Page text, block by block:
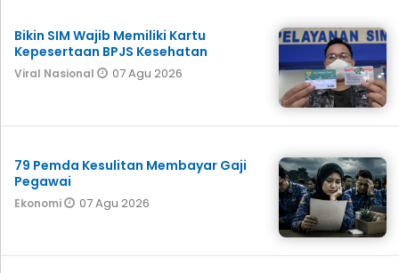
Bikin SIM Wajib Memiliki Kartu
Kepesertaan BPJS Kesehatan
Viral Nasional 07 Agu 2026
79 Pemda Kesulitan Membayar Gaji
Pegawai
Ekonomi 07 Agu 2026